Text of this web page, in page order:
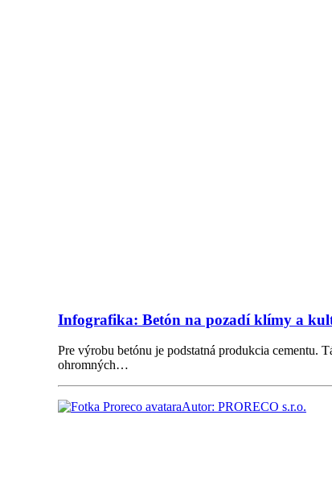
Infografika: Betón na pozadí klímy a
Pre výrobu betónu je podstatná produkcia cementu.
ohromných…
Autor: PRORECO s.r.o.